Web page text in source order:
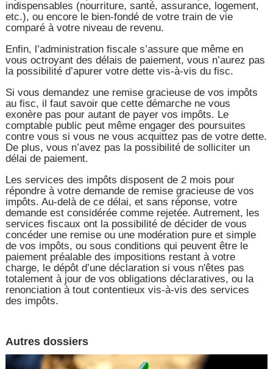
indispensables (nourriture, santé, assurance, logement,
etc.), ou encore le bien-fondé de votre train de vie
comparé à votre niveau de revenu.
Enfin, l’administration fiscale s’assure que même en
vous octroyant des délais de paiement, vous n’aurez pas
la possibilité d’apurer votre dette vis-à-vis du fisc.
Si vous demandez une remise gracieuse de vos impôts
au fisc, il faut savoir que cette démarche ne vous
exonère pas pour autant de payer vos impôts. Le
comptable public peut même engager des poursuites
contre vous si vous ne vous acquittez pas de votre dette.
De plus, vous n’avez pas la possibilité de solliciter un
délai de paiement.
Les services des impôts disposent de 2 mois pour
répondre à votre demande de remise gracieuse de vos
impôts. Au-delà de ce délai, et sans réponse, votre
demande est considérée comme rejetée. Autrement, les
services fiscaux ont la possibilité de décider de vous
concéder une remise ou une modération pure et simple
de vos impôts, ou sous conditions qui peuvent être le
paiement préalable des impositions restant à votre
charge, le dépôt d’une déclaration si vous n'êtes pas
totalement à jour de vos obligations déclaratives, ou la
renonciation à tout contentieux vis-à-vis des services
des impôts.
Autres dossiers